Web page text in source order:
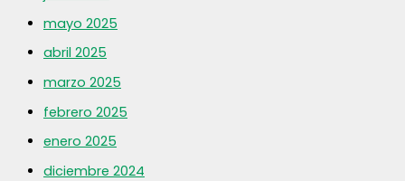
mayo 2025
abril 2025
marzo 2025
febrero 2025
enero 2025
diciembre 2024